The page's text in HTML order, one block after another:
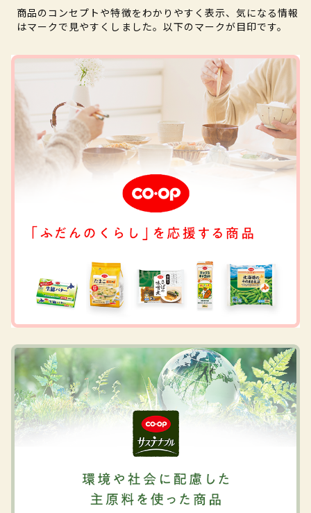
商品のコンセプトや特徴をわかりやすく表示、気になる情報
はマークで見やすくしました。以下のマークが目印です。